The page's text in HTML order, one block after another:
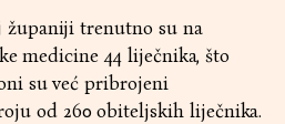
županiji trenutno su na
medicine 44 liječnika, što
su već pribrojeni
od 260 obiteljskih liječnika.